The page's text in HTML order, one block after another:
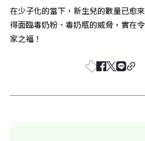
在少子化的當下，新生兒的數量已愈
得面臨毒奶粉、毒奶瓶的威脅，實在
家之福！